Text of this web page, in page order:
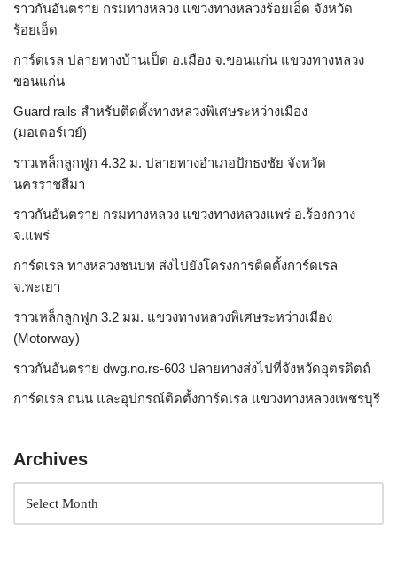
ราวกันอันตราย กรมทางหลวง แขวงทางหลวงร้อยเอ็ด จังหวัด
ร้อยเอ็ด
การ์ดเรล ปลายทางบ้านเป็ด อ.เมือง จ.ขอนแก่น แขวงทางหลวง
ขอนแก่น
Guard rails สำหรับติดตั้งทางหลวงพิเศษระหว่างเมือง
(มอเตอร์เวย์)
ราวเหล็กลูกฟูก 4.32 ม. ปลายทางอำเภอปักธงชัย จังหวัด
นครราชสีมา
ราวกันอันตราย กรมทางหลวง แขวงทางหลวงแพร่ อ.ร้องกวาง
จ.แพร่
การ์ดเรล ทางหลวงชนบท ส่งไปยังโครงการติดตั้งการ์ดเรล
จ.พะเยา
ราวเหล็กลูกฟูก 3.2 มม. แขวงทางหลวงพิเศษระหว่างเมือง
(Motorway)
ราวกันอันตราย dwg.no.rs-603 ปลายทางส่งไปที่จังหวัดอุตรดิตถ์
การ์ดเรล ถนน และอุปกรณ์ติดตั้งการ์ดเรล แขวงทางหลวงเพชรบุรี
Archives